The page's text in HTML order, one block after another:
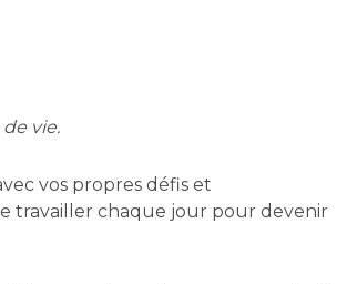
vie.
vos propres défis et
travailler chaque jour pour devenir